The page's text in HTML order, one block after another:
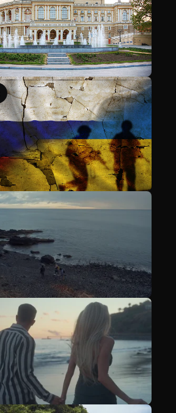
Mehr anzeigen